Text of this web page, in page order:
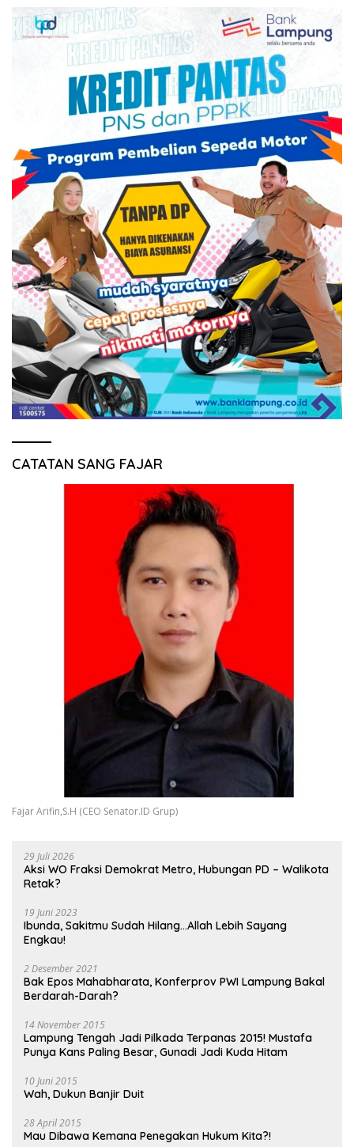
CATATAN SANG FAJAR
Fajar Arifin,S.H (CEO Senator.ID Grup)
29 Juli 2026
Aksi WO Fraksi Demokrat Metro, Hubungan PD – Walikota
Retak?
19 Juni 2023
Ibunda, Sakitmu Sudah Hilang…Allah Lebih Sayang
Engkau!
2 Desember 2021
Bak Epos Mahabharata, Konferprov PWI Lampung Bakal
Berdarah-Darah?
14 November 2015
Lampung Tengah Jadi Pilkada Terpanas 2015! Mustafa
Punya Kans Paling Besar, Gunadi Jadi Kuda Hitam
10 Juni 2015
Wah, Dukun Banjir Duit
28 April 2015
Mau Dibawa Kemana Penegakan Hukum Kita?!